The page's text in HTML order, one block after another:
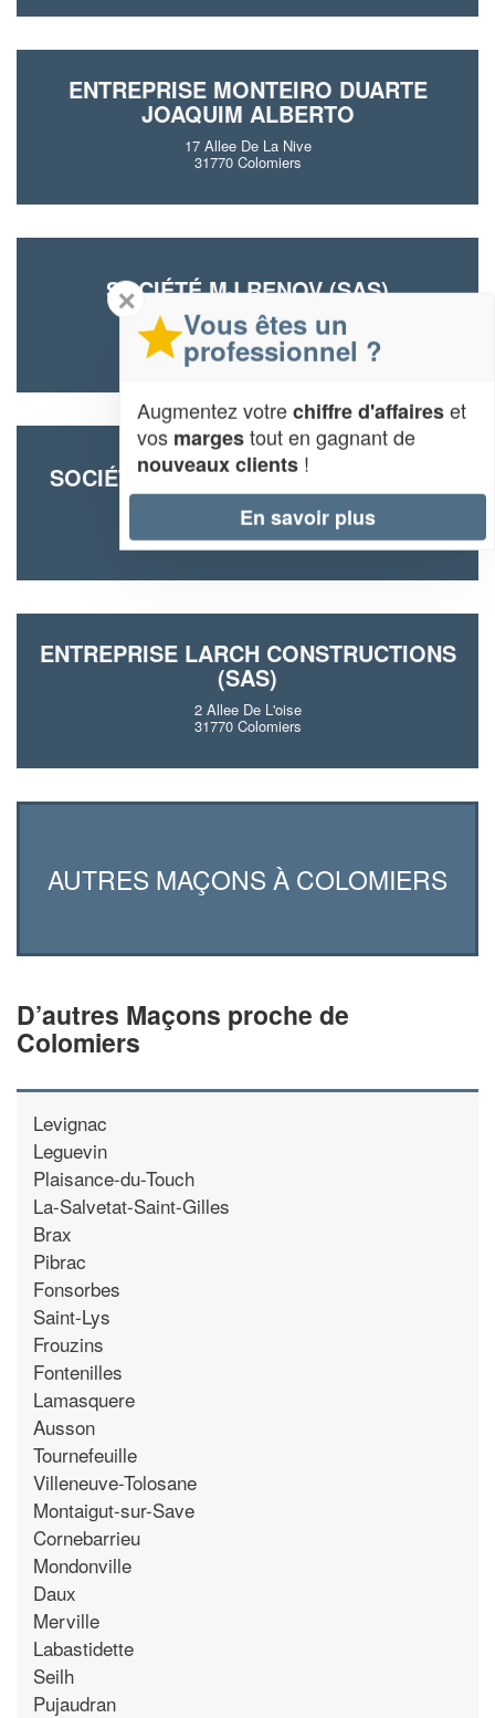
ENTREPRISE MONTEIRO DUARTE
JOAQUIM ALBERTO
17 Allee De La Nive
31770 Colomiers
SOCIÉTÉ MJ RENOV (SAS)
14 Chemin De La Chasse
31770 Colomiers
SOCIÉTÉ 2M CONSTRUCTION (SARL)
6 Chemin De La Plaine
31770 Colomiers
ENTREPRISE LARCH CONSTRUCTIONS
(SAS)
2 Allee De L'oise
31770 Colomiers
AUTRES MAÇONS À COLOMIERS
D’autres Maçons proche de
Colomiers
Levignac
Leguevin
Plaisance-du-Touch
La-Salvetat-Saint-Gilles
Brax
Pibrac
Fonsorbes
Saint-Lys
Frouzins
Fontenilles
Lamasquere
Ausson
Tournefeuille
Villeneuve-Tolosane
Montaigut-sur-Save
Cornebarrieu
Mondonville
Daux
Merville
Labastidette
Seilh
Pujaudran
✕
Vous êtes un
professionnel ?
Augmentez votrechiffre d'affaireset
vos margestout en gagnant de
nouveaux clients !
En savoir plus